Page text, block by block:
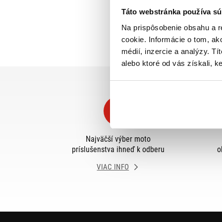
Táto webstránka používa
Na prispôsobenie obsahu a
cookie. Informácie o tom,
médií, inzercie a analýzy.
alebo ktoré od vás získali,
Najväčší výber moto
príslušenstva ihneď k odberu
VIAC INFO